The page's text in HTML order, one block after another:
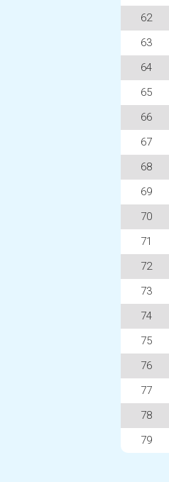
62
63
64
65
66
67
68
69
70
71
72
73
74
75
76
77
78
79